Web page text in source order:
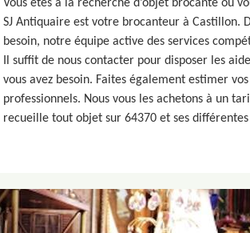
Vous êtes à la recherche d’objet brocante ou
SJ Antiquaire est votre brocanteur à Castillon.
besoin, notre équipe active des services
Il suffit de nous contacter pour disposer les
vous avez besoin. Faites également estimer
professionnels. Nous vous les achetons à un
recueille tout objet sur 64370 et ses